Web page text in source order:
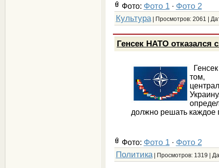
Фото: Фото 1· Фото 2
Культура| Просмотров: 2061 |
Генсек НАТО отказался
том,
должно решать каждое
Фото: Фото 1· Фото 2
Политика| Просмотров: 1319 |